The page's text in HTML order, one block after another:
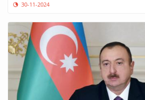
30-11-2024